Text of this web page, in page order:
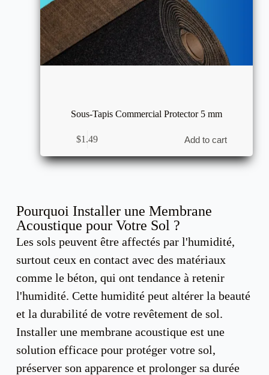
Sous-Tapis Commercial Protector 5 mm
$1.49 Add to cart
Pourquoi Installer une Membrane
Acoustique pour Votre Sol ?
Les sols peuvent être affectés par l'humidité,
surtout ceux en contact avec des matériaux
comme le béton, qui ont tendance à retenir
l'humidité. Cette humidité peut altérer la beauté
et la durabilité de votre revêtement de sol.
Installer une membrane acoustique est une
solution efficace pour protéger votre sol,
préserver son apparence et prolonger sa durée